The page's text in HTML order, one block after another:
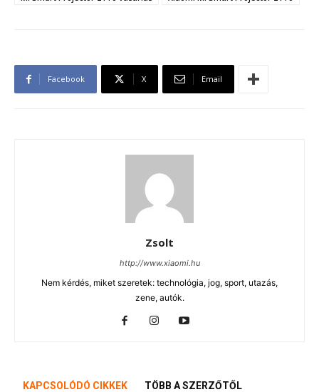
Facebook X Email
Zsolt
http://www.xiaomi.hu
Nem kérdés, miket szeretek: technológia, jog, sport, utazás,
zene, autók.
KAPCSOLÓDÓ CIKKEK TÖBB A SZERZŐTŐL